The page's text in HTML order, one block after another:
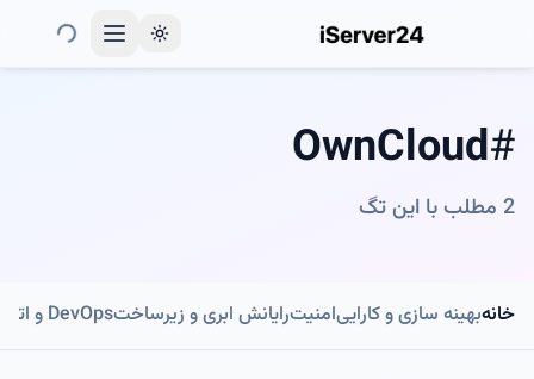
Toggle theme
#
OwnCloud
2 مطلب با این تگ
خانهبهینه سازی و کاراییامنیترایانش ابری و زیرساختDevOps و اتوماسیون